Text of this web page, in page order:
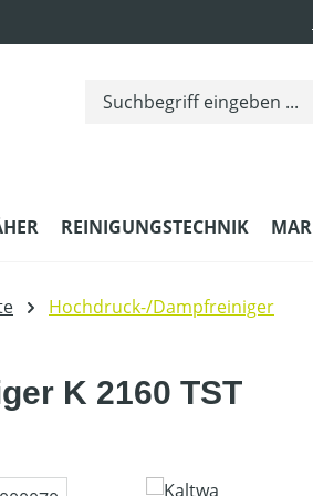
REINIGUNGSTECHNIK
Hochdruck-/Dampfreiniger
K 2160 TST